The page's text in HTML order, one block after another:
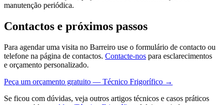
manutenção periódica.
Contactos e próximos passos
Para agendar uma visita no Barreiro use o formulário de contacto ou
telefone na página de contactos. Contacte-nos para esclarecimentos
e orçamento personalizado.
Peça um orçamento gratuito — Técnico Frigorífico →
Se ficou com dúvidas, veja outros artigos técnicos e casos práticos